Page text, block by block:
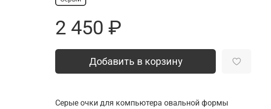
2 450 ₽
Добавить в корзину
Серые очки для компьютера овальной формы